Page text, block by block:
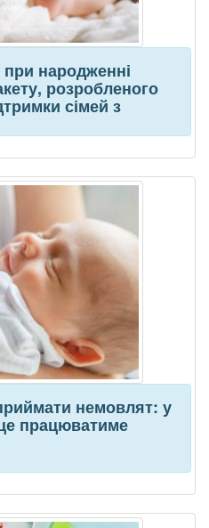
народженні
розробленого
сімей з
немовлят: у
працюватиме